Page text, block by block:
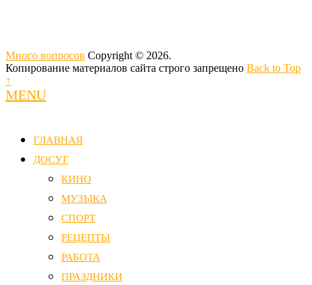
Много вопросов Copyright © 2026.
Копирование материалов сайта строго запрещено Back to Top
↑
MENU
ГЛАВНАЯ
ДОСУГ
КИНО
МУЗЫКА
СПОРТ
РЕЦЕПТЫ
РАБОТА
ПРАЗДНИКИ